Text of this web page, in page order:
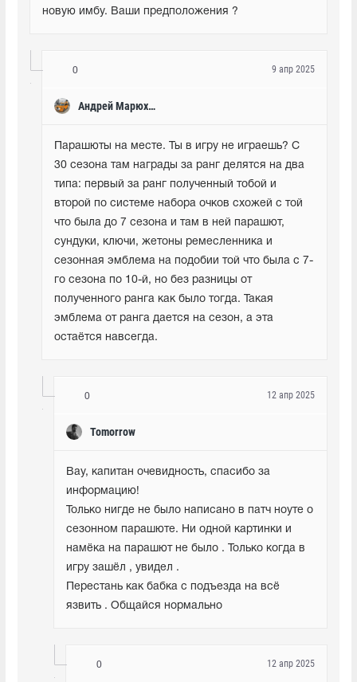
новую имбу. Ваши предположения ?
0
Андрей Марюхин
9 апр 2025
Парашюты на месте. Ты в игру не играешь? С
30 сезона там награды за ранг делятся на два
типа: первый за ранг полученный тобой и
второй по системе набора очков схожей с той
что была до 7 сезона и там в ней парашют,
сундуки, ключи, жетоны ремесленника и
сезонная эмблема на подобии той что была с 7-
го сезона по 10-й, но без разницы от
полученного ранга как было тогда. Такая
эмблема от ранга дается на сезон, а эта
остаётся навсегда.
0
Tomorrow
12 апр 2025
Вау, капитан очевидность, спасибо за
информацию!
Только нигде не было написано в патч ноуте о
сезонном парашюте. Ни одной картинки и
намёка на парашют не было . Только когда в
игру зашёл , увидел .
Перестань как бабка с подъезда на всё
язвить . Общайся нормально
0 12 апр 2025